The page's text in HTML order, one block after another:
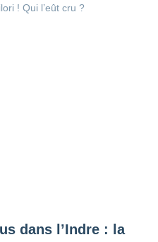
! Qui l’eût cru ?
dans l’Indre : la